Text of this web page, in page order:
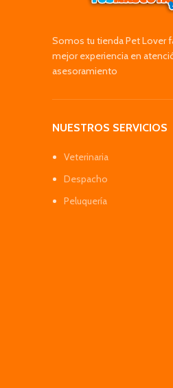
Somos tu tienda Pet Lover
mejor experiencia en
asesoramiento
NUESTROS SERVICIOS
Veterinaria
Despacho
Peluquería